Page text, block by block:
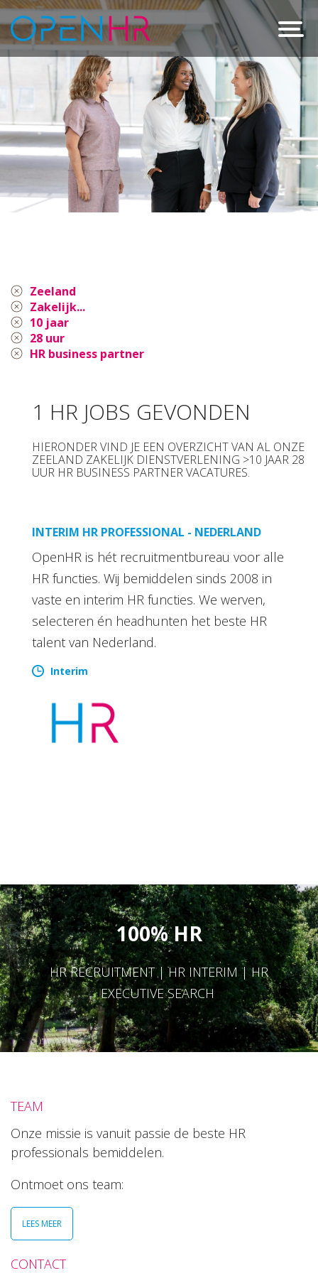
Zeeland
Zakelijk...
10 jaar
28 uur
HR business partner
1 HR JOBS GEVONDEN
HIERONDER VIND JE EEN OVERZICHT VAN AL ONZE
ZEELAND ZAKELIJK DIENSTVERLENING >10 JAAR 28
UUR HR BUSINESS PARTNER VACATURES.
INTERIM HR PROFESSIONAL - NEDERLAND
OpenHR is hét recruitmentbureau voor alle
HR functies. Wij bemiddelen sinds 2008 in
vaste en interim HR functies. We werven,
selecteren én headhunten het beste HR
talent van Nederland.
Interim
100% HR
HR RECRUITMENT | HR INTERIM | HR
EXECUTIVE SEARCH
TEAM
Onze missie is vanuit passie de beste HR
professionals bemiddelen.
Ontmoet ons team:
LEES MEER
CONTACT